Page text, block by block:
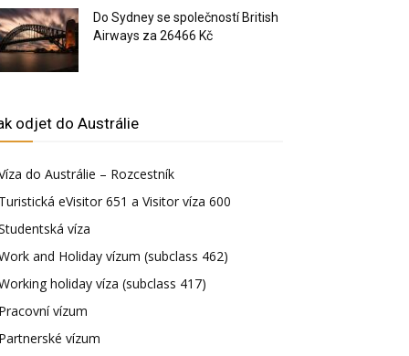
Do Sydney se společností British
Airways za 26466 Kč
odjet do Austrálie
do Austrálie – Rozcestník
eVisitor 651 a Visitor víza 600
víza
and Holiday vízum (subclass 462)
holiday víza (subclass 417)
vízum
vízum